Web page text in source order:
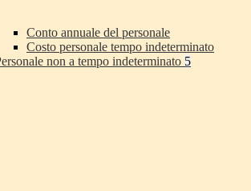
Conto annuale del personale
Costo personale tempo indeterminato
non a tempo indeterminato 5